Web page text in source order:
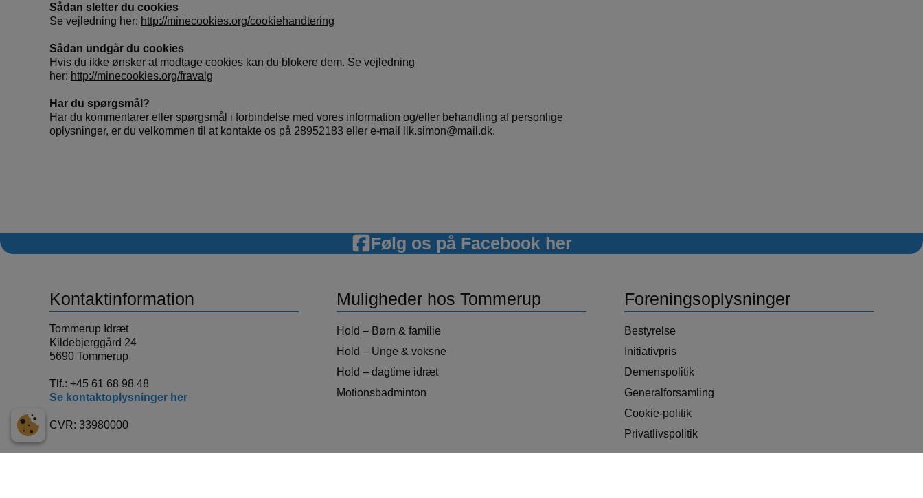
Sådan sletter du cookies
Se vejledning her: http://minecookies.org/cookiehandtering
Sådan undgår du cookies
Hvis du ikke ønsker at modtage cookies kan du blokere dem. Se vejledning
her: http://minecookies.org/fravalg
Har du spørgsmål?
Har du kommentarer eller spørgsmål i forbindelse med vores information og/eller behandling af personlige
oplysninger, er du velkommen til at kontakte os på 28952183 eller e-mail llk.simon@mail.dk.
Følg os på Facebook her
Kontaktinformation
Tommerup Idræt
Kildebjerggård 24
5690 Tommerup
Tlf.: +45 61 68 98 48
Se kontaktoplysninger her
CVR: 33980000
Muligheder hos Tommerup
Hold – Børn & familie
Hold – Unge & voksne
Hold – dagtime idræt
Motionsbadminton
Foreningsoplysninger
Bestyrelse
Initiativpris
Demenspolitik
Generalforsamling
Cookie-politik
Privatlivspolitik